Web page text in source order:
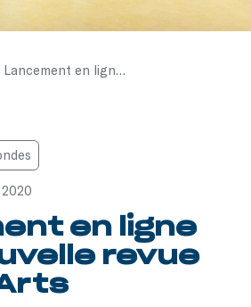
Lancement en ligne de la nouvelle revue Imagin’Arts
en ligne
revue